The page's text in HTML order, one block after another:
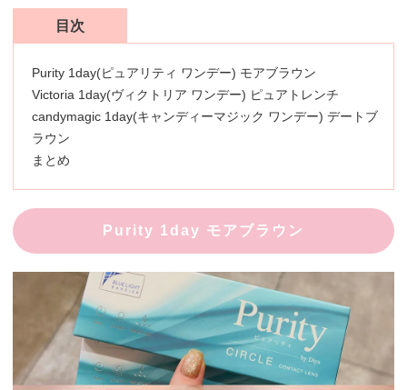
目次
Purity 1day(ピュアリティ ワンデー) モアブラウン
Victoria 1day(ヴィクトリア ワンデー) ピュアトレンチ
candymagic 1day(キャンディーマジック ワンデー) デートブ
ラウン
まとめ
Purity 1day モアブラウン